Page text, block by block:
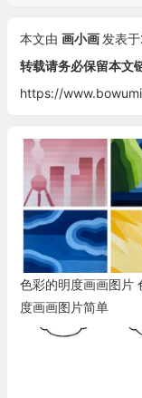
本文由 画小画 发表
转载请务必保留本文
https://
色彩的明度画画图片
度画画图片简单